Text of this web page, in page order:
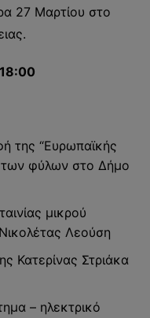
27 Μαρτίου στο
της “Ευρωπαϊκής
των φύλων στο Δήμο
μικρού
Λεούση
Κατερίνας Στριάκα
– ηλεκτρικό